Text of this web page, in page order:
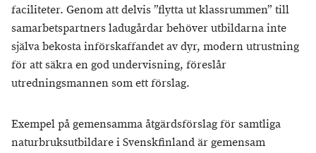
faciliteter. Genom att delvis ”flytta ut klassrummen” till
samarbetspartners ladugårdar behöver utbildarna inte
själva bekosta införskaffandet av dyr, modern utrustning
för att säkra en god undervisning, föreslår
utredningsmannen som ett förslag.
Exempel på gemensamma åtgärdsförslag för samtliga
naturbruksutbildare i Svenskfinland är gemensam